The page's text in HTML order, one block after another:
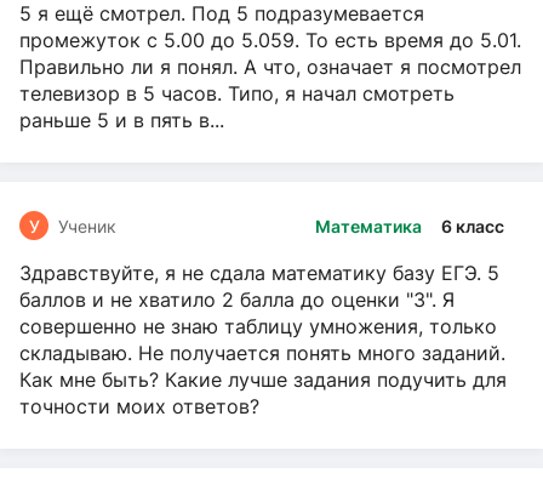
5 я ещё смотрел. Под 5 подразумевается
промежуток с 5.00 до 5.059. То есть время до 5.01.
Правильно ли я понял. А что, означает я посмотрел
телевизор в 5 часов. Типо, я начал смотреть
раньше 5 и в пять в...
Математика 6 класс
У Ученик
Здравствуйте, я не сдала математику базу ЕГЭ. 5
баллов и не хватило 2 балла до оценки "3". Я
совершенно не знаю таблицу умножения, только
складываю. Не получается понять много заданий.
Как мне быть? Какие лучше задания подучить для
точности моих ответов?